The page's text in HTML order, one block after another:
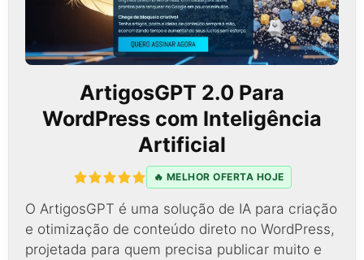
ArtigosGPT 2.0 Para
WordPress com Inteligência
Artificial
🔥 MELHOR OFERTA HOJE
O ArtigosGPT é uma solução de IA para criação
e otimização de conteúdo direto no WordPress,
projetada para quem precisa publicar muito e